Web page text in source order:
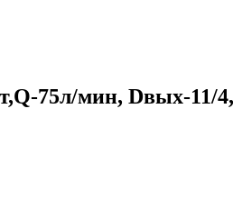
75л/мин, Dвых-11/